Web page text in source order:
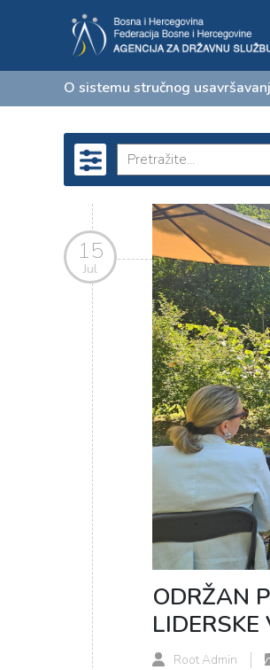
O sistemu stručnog
15
Jul
ODRŽAN
LIDERSKE
Root Admin